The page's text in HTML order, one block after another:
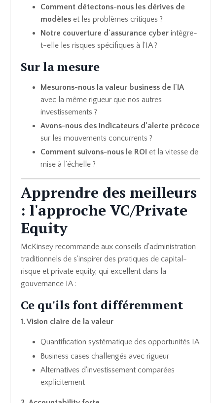
Comment détectons-nous les dérives de
modèles et les problèmes critiques ?
Notre couverture d'assurance cyber intègre-
t-elle les risques spécifiques à l'IA ?
Sur la mesure
Mesurons-nous la valeur business de l'IA
avec la même rigueur que nos autres
investissements ?
Avons-nous des indicateurs d'alerte précoce
sur les mouvements concurrents ?
Comment suivons-nous le ROI et la vitesse de
mise à l'échelle ?
Apprendre des meilleurs
: l'approche VC/Private
Equity
McKinsey recommande aux conseils d'administration
traditionnels de s'inspirer des pratiques de capital-
risque et private equity, qui excellent dans la
gouvernance IA :
Ce qu'ils font différemment
1. Vision claire de la valeur
Quantification systématique des opportunités IA
Business cases challengés avec rigueur
Alternatives d'investissement comparées
explicitement